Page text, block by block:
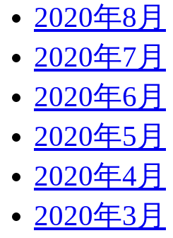
2020年8月
2020年7月
2020年6月
2020年5月
2020年4月
2020年3月